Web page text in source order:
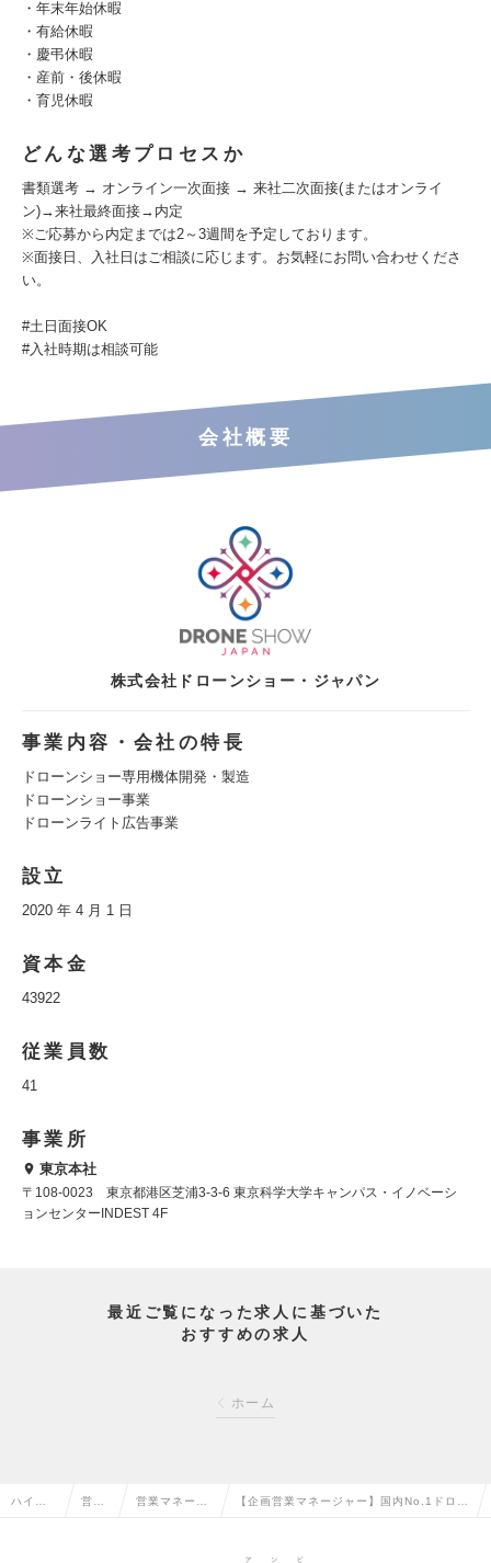
・年末年始休暇
・有給休暇
・慶弔休暇
・産前・後休暇
・育児休暇
どんな選考プロセスか
書類選考 → オンライン一次面接 → 来社二次面接(またはオンライ
ン)→来社最終面接→内定
※ご応募から内定までは2～3週間を予定しております。
※面接日、入社日はご相談に応じます。お気軽にお問い合わせくださ
い。
#土日面接OK
#入社時期は相談可能
会社概要
株式会社ドローンショー・ジャパン
事業内容・会社の特長
ドローンショー専用機体開発・製造
ドローンショー事業
ドローンライト広告事業
設立
2020 年 4 月 1 日
資本金
43922
従業員数
41
事業所
東京本社
〒108-0023 東京都港区芝浦3-3-6 東京科学大学キャンパス・イノベーシ
ョンセンターINDEST 4F
最近ご覧になった求人に基づいた
おすすめの求人
ホーム
ハイク 営業 営業マネージ 【企画営業マネージャー】国内No.1ドロー